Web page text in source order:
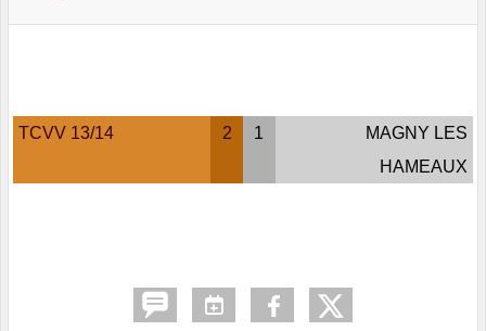
TCVV 13/14 2 1
MAGNY LES
HAMEAUX